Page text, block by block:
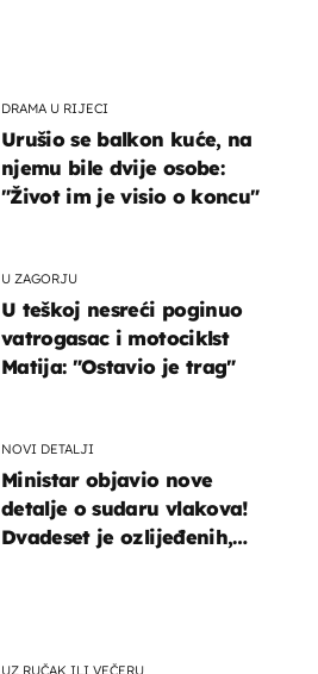
DRAMA U RIJECI
Urušio se balkon kuće, na
njemu bile dvije osobe:
"Život im je visio o koncu"
U ZAGORJU
U teškoj nesreći poginuo
vatrogasac i motociklst
Matija: "Ostavio je trag"
NOVI DETALJI
Ministar objavio nove
detalje o sudaru vlakova!
Dvadeset je ozlijeđenih,
UZ RUČAK ILI VEČERU